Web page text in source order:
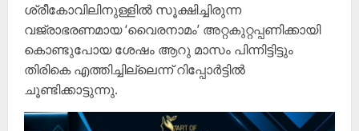
ശ്രീകോവിലിനുള്ളിൽ സൂക്ഷിച്ചിരുന്ന
വജ്രാഭരണമായ ‘വൈരനാമം’ അറ്റകുറ്റപ്പണിക്കായി
കൊണ്ടുപോയ ശേഷം ആറു മാസം പിന്നിട്ടിട്ടും
തിരികെ എത്തിച്ചില്ലെന്ന് റിപ്പോർട്ടിൽ
ചൂണ്ടിക്കാട്ടുന്നു.